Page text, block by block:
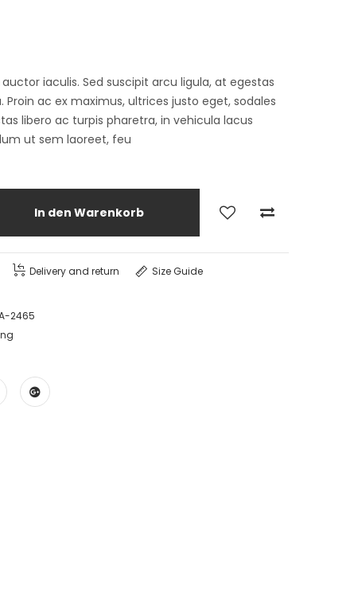
iaculis. Sed suscipit arcu ligula, at egestas
ac ex maximus, ultrices justo eget, sodales
libero ac turpis pharetra, in vehicula lacus
ut sem laoreet, feu
In den Warenkorb
Delivery and return Size Guide
2465